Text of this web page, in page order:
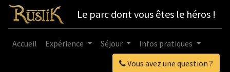
Le parc dont vous êtes le héros !
Vous avez une question ?
Accueil Expérience Séjour Infos pratiques